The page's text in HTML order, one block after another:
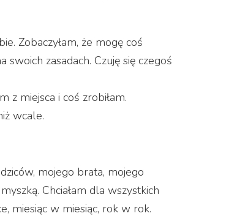
Zobaczyłam, że mogę coś
swoich zasadach. Czuję się czegoś
z miejsca i coś zrobiłam.
wcale.
mojego brata, mojego
Chciałam dla wszystkich
miesiąc w miesiąc, rok w rok.